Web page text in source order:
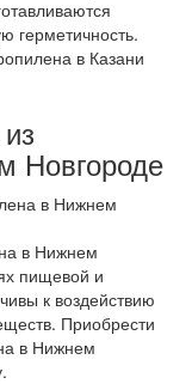
герметичность.
в Казани
Новгороде
в Нижнем
пищевой и
к воздействию
Приобрести
в Нижнем